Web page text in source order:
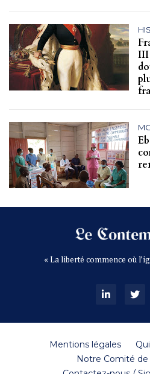
III
« La liberté commence où
Mentions légales
Notre Comité